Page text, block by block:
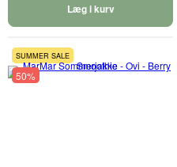
Læg i kurv
SUMMER SALE
50%